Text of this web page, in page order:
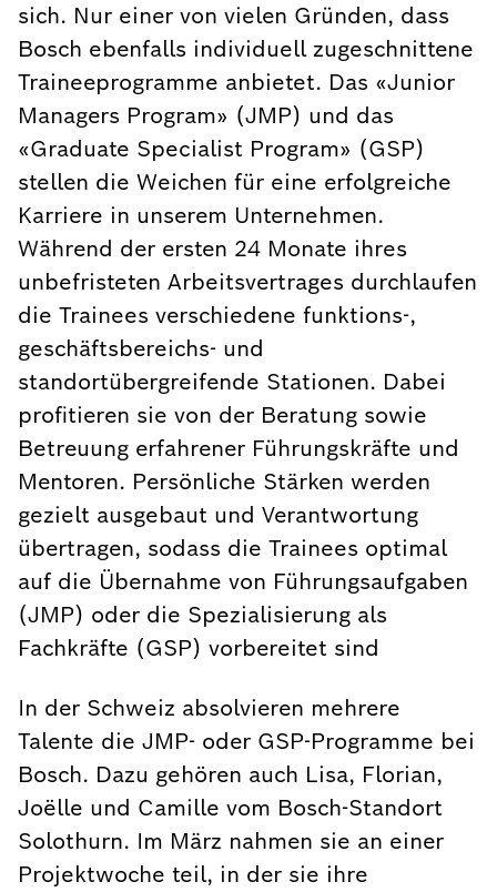
sich. Nur einer von vielen Gründen, dass
Bosch ebenfalls individuell zugeschnittene
Traineeprogramme anbietet. Das «Junior
Managers Program» (JMP) und das
«Graduate Specialist Program» (GSP)
stellen die Weichen für eine erfolgreiche
Karriere in unserem Unternehmen.
Während der ersten 24 Monate ihres
unbefristeten Arbeitsvertrages durchlaufen
die Trainees verschiedene funktions-,
geschäftsbereichs- und
standortübergreifende Stationen. Dabei
profitieren sie von der Beratung sowie
Betreuung erfahrener Führungskräfte und
Mentoren. Persönliche Stärken werden
gezielt ausgebaut und Verantwortung
übertragen, sodass die Trainees optimal
auf die Übernahme von Führungsaufgaben
(JMP) oder die Spezialisierung als
Fachkräfte (GSP) vorbereitet sind
In der Schweiz absolvieren mehrere
Talente die JMP- oder GSP-Programme bei
Bosch. Dazu gehören auch Lisa, Florian,
Joëlle und Camille vom Bosch-Standort
Solothurn. Im März nahmen sie an einer
Projektwoche teil, in der sie ihre